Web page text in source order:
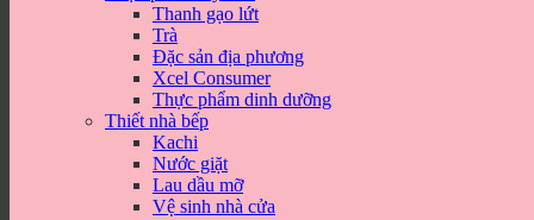
Thanh gạo lứt
Trà
Đặc sản địa phương
Xcel Consumer
Thực phẩm dinh dưỡng
Thiết nhà bếp
Kachi
Nước giặt
Lau dầu mỡ
Vệ sinh nhà cửa